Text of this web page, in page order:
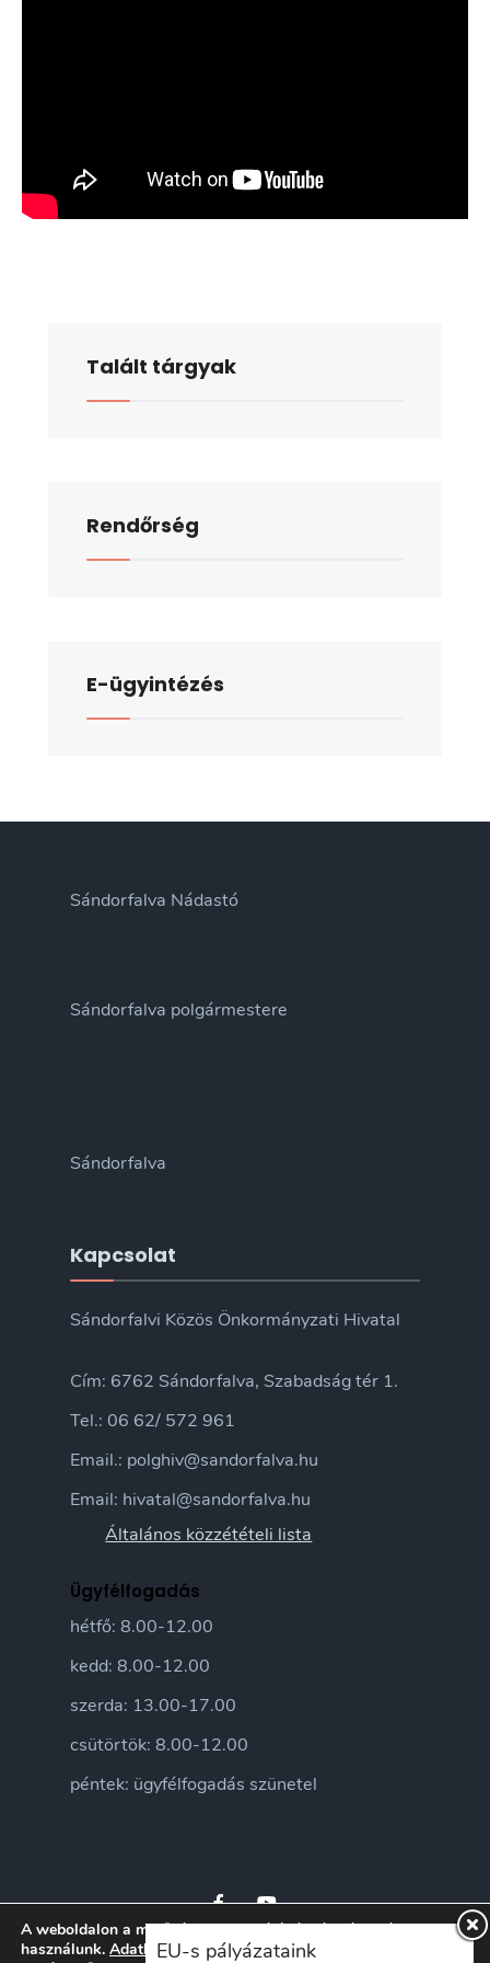
Talált tárgyak
Rendőrség
E-ügyintézés
Sándorfalva Nádastó
Sándorfalva polgármestere
Sándorfalva
Kapcsolat
Sándorfalvi Közös Önkormányzati Hivatal
Cím: 6762 Sándorfalva, Szabadság tér 1.
Tel.: 06 62/ 572 961
Email.: polghiv@sandorfalva.hu
Email: hivatal@sandorfalva.hu
Általános közzétételi lista
Ügyfélfogadás
hétfő: 8.00-12.00
kedd: 8.00-12.00
szerda: 13.00-17.00
csütörtök: 8.00-12.00
péntek: ügyfélfogadás szünetel
EU-s pályázataink
A weboldalon a minőségi felhasználói élmény érdekében sütiket
használunk. Adatkezelési tájékoztatónkatitt ismerheti meg.